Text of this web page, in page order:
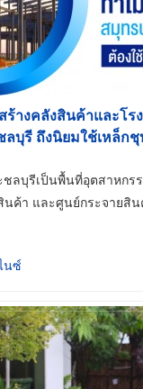
ร้างคลังสินค้าและโร
บุรี ถึงนิยมใช้เหล็ก
ชลบุรีเป็นพื้นที่อุตสาหกร
นค้า และศูนย์กระจายสิ
นซ์